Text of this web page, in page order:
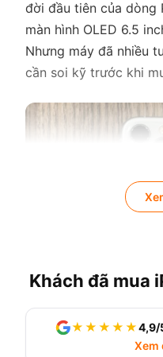
đời đầu tiên của dòng
màn hình OLED 6.5
Nhưng máy đã nhiều
cần soi kỹ trước khi
Khách đã mua
★★★★★4,9/
Xem